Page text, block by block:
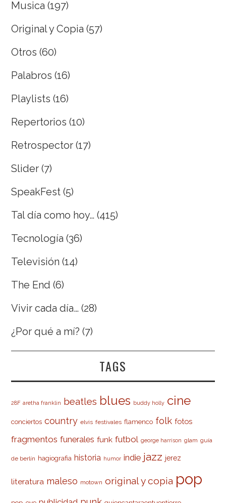
Musica (197)
Original y Copia (57)
Otros (60)
Palabros (16)
Playlists (16)
Repertorios (10)
Retrospector (17)
Slider (7)
SpeakFest (5)
Tal día como hoy… (415)
Tecnología (36)
Televisión (14)
The End (6)
Vivir cada día… (28)
¿Por qué a mí? (7)
TAGS
28F aretha franklin beatles blues buddy holly cine
conciertos country elvis festivales flamenco folk fotos
fragmentos funerales funk futbol george harrison glam guía
de berlín hagiografia historia humor indie jazz jerez
literatura maleso motown original y copia pop